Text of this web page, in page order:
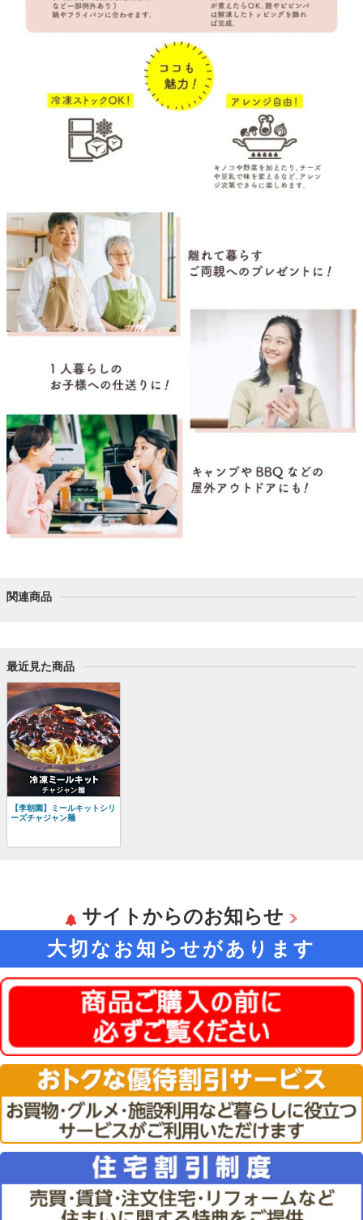
関連商品
最近見た商品
【李朝園】ミールキットシリ
ーズチャジャン麺
サイトからのお知らせ
大切なお知らせがあります